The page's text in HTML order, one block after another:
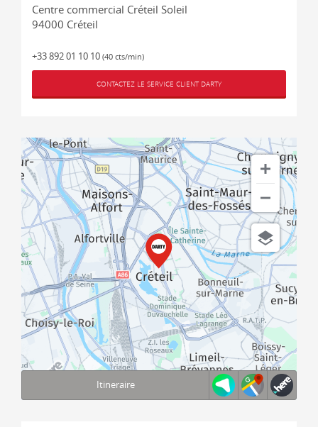
Centre commercial Créteil Soleil
94000 Créteil
+33 892 01 10 10 (40 cts/min)
CONTACTEZ LE SERVICE CLIENT DARTY
© 1987–2026 HERE, IGN
Itineraire